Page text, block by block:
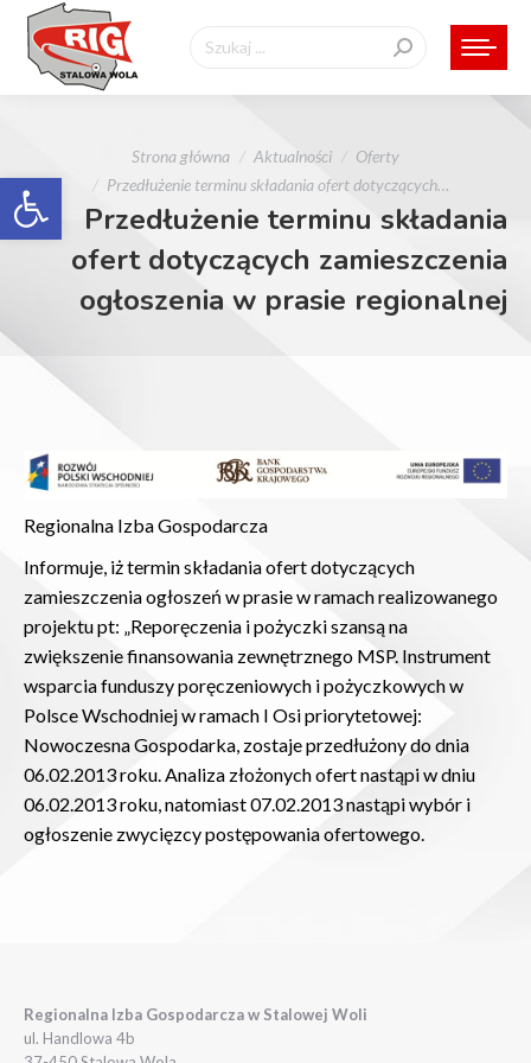
Otwórz pasek narzędzi
Szukaj:
Strona główna Aktualności
Oferty
Przedłużenie terminu składania ofert dotyczących…
Przedłużenie terminu składania
ofert dotyczących zamieszczenia
ogłoszenia w prasie regionalnej
Regionalna Izba Gospodarcza
Informuje, iż termin składania ofert dotyczących
zamieszczenia ogłoszeń w prasie w ramach realizowanego
projektu pt: „Reporęczenia i pożyczki szansą na
zwiększenie finansowania zewnętrznego MSP. Instrument
wsparcia funduszy poręczeniowych i pożyczkowych w
Polsce Wschodniej w ramach I Osi priorytetowej:
Nowoczesna Gospodarka, zostaje przedłużony do dnia
06.02.2013 roku. Analiza złożonych ofert nastąpi w dniu
06.02.2013 roku, natomiast 07.02.2013 nastąpi wybór i
ogłoszenie zwycięzcy postępowania ofertowego.
Regionalna Izba Gospodarcza w Stalowej Woli
ul. Handlowa 4b